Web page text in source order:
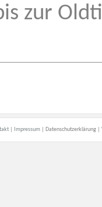
zur
Impressum Datenschutzerklärung